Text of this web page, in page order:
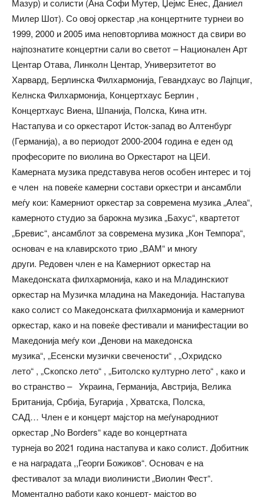
Мазур) и солисти (Ана Софи Мутер, Џејмс Енес, Даниел
Милер Шот). Со овој оркестар ,на концертните турнеи во
1999, 2000 и 2005 има неповторлива можност да свири во
најпознатите концертни сали во светот – Национален Арт
Центар Отава, Линколн Центар, Универзитетот во
Харвард, Берлинска Филхармонија, Гевандхаус во Лајпциг,
Келнска Филхармонија, Концертхаус Берлин ,
Концертхаус Виена, Шпанија, Полска, Кина итн.
Настапува и со оркестарот Исток-запад во Алтенбург
(Германија), а во периодот 2000-2004 година е еден од
професорите по виолина во Оркестарот на ЦЕИ.
Камерната музика представува негов особен интерес и тој
е член на повеќе камерни состави оркестри и ансамбли
меѓу кои: Камерниот оркестар за современа музика „Алеа“,
камерното студио за барокна музика „Бахус“, квартетот
„Бревис“, ансамблот за современа музика„Кон Темпора“,
основач е на клавирското трио „ВАМ“ и многу
други. Редовен член е на Камерниот оркестар на
Македонската филхармонија, како и на Младинскиот
оркестар на Музичка младина на Македонија. Настапува
како солист со Македонската филхармонија и камерниот
оркестар, како и на повеќе фестивали и манифестации во
Македонија меѓу кои„Денови на македонска
музика“, „Есенски музички свечености“ , „Охридско
лето“ , „Скопско лето“ , „Битолско културно лето“ , како и
во странство – Украина, Германија, Австрија, Велика
Британија, Србија, Бугарија , Хрватска, Полска,
САД… Член е и концерт мајстор на меѓународниот
оркестар„Nо Borders“ каде во концертната
турнејаво2021 година настапува и како сoлист. Добитник
е на наградата ,,Георги Божиков“. Основач е на
фестивалот за млади виолинисти „Виолин Фест“.
Моментално работи како концерт- мајстор во